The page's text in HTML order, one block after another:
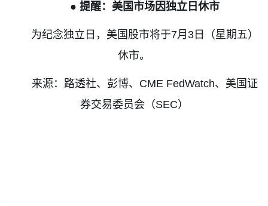
● 提醒：美国市场因独立日休市
为纪念独立日，美国股市将于7月 3 日（星期五）
休市。
来源：路透社、彭博、 CME FedWatch、美国证
券交易委员会（SEC）